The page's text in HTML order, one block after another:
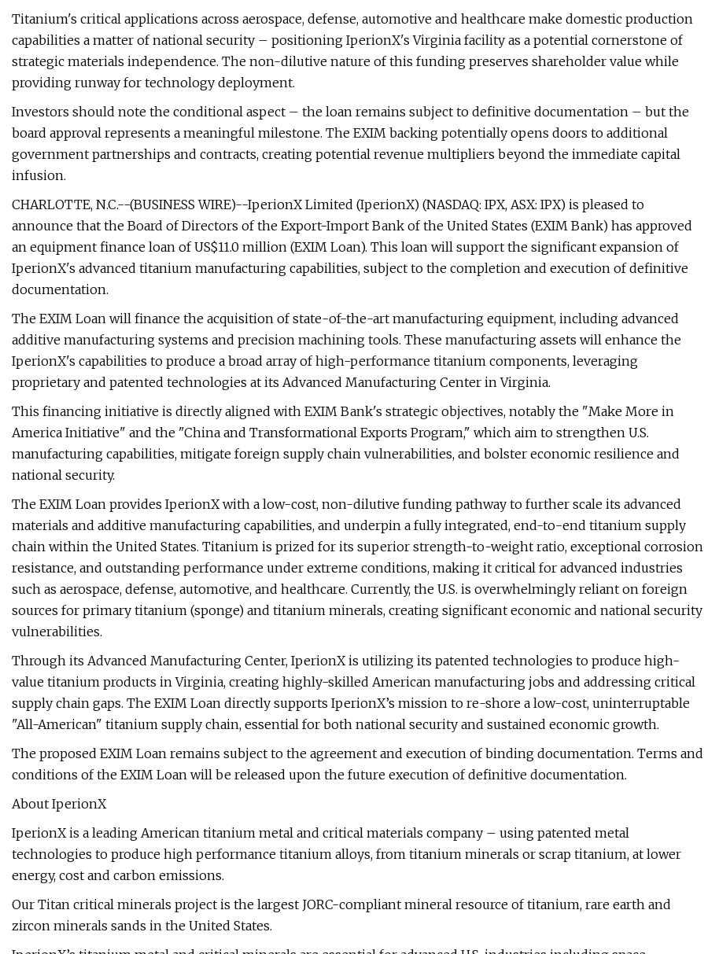
Titanium's critical applications across aerospace, defense, automotive and healthcare make domestic production
capabilities a matter of national security – positioning IperionX's Virginia facility as a potential cornerstone of
strategic materials independence. The non-dilutive nature of this funding preserves shareholder value while
providing runway for technology deployment.
Investors should note the conditional aspect – the loan remains subject to definitive documentation – but the
board approval represents a meaningful milestone. The EXIM backing potentially opens doors to additional
government partnerships and contracts, creating potential revenue multipliers beyond the immediate capital
infusion.
CHARLOTTE, N.C.--(BUSINESS WIRE)--IperionX Limited (IperionX) (NASDAQ: IPX, ASX: IPX) is pleased to
announce that the Board of Directors of the Export-Import Bank of the United States (EXIM Bank) has approved
an equipment finance loan of US$11.0 million (EXIM Loan). This loan will support the significant expansion of
IperionX's advanced titanium manufacturing capabilities, subject to the completion and execution of definitive
documentation.
The EXIM Loan will finance the acquisition of state-of-the-art manufacturing equipment, including advanced
additive manufacturing systems and precision machining tools. These manufacturing assets will enhance the
IperionX's capabilities to produce a broad array of high-performance titanium components, leveraging
proprietary and patented technologies at its Advanced Manufacturing Center in Virginia.
This financing initiative is directly aligned with EXIM Bank's strategic objectives, notably the "Make More in
America Initiative" and the "China and Transformational Exports Program," which aim to strengthen U.S.
manufacturing capabilities, mitigate foreign supply chain vulnerabilities, and bolster economic resilience and
national security.
The EXIM Loan provides IperionX with a low-cost, non-dilutive funding pathway to further scale its advanced
materials and additive manufacturing capabilities, and underpin a fully integrated, end-to-end titanium supply
chain within the United States. Titanium is prized for its superior strength-to-weight ratio, exceptional corrosion
resistance, and outstanding performance under extreme conditions, making it critical for advanced industries
such as aerospace, defense, automotive, and healthcare. Currently, the U.S. is overwhelmingly reliant on foreign
sources for primary titanium (sponge) and titanium minerals, creating significant economic and national security
vulnerabilities.
Through its Advanced Manufacturing Center, IperionX is utilizing its patented technologies to produce high-
value titanium products in Virginia, creating highly-skilled American manufacturing jobs and addressing critical
supply chain gaps. The EXIM Loan directly supports IperionX’s mission to re-shore a low-cost, uninterruptable
"All-American" titanium supply chain, essential for both national security and sustained economic growth.
The proposed EXIM Loan remains subject to the agreement and execution of binding documentation. Terms and
conditions of the EXIM Loan will be released upon the future execution of definitive documentation.
About IperionX
IperionX is a leading American titanium metal and critical materials company – using patented metal
technologies to produce high performance titanium alloys, from titanium minerals or scrap titanium, at lower
energy, cost and carbon emissions.
Our Titan critical minerals project is the largest JORC-compliant mineral resource of titanium, rare earth and
zircon minerals sands in the United States.